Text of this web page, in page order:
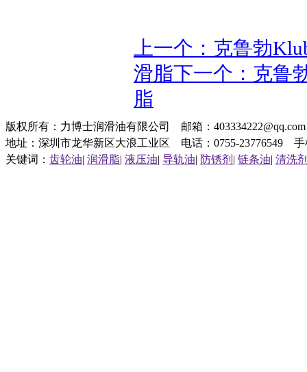
上一个：克鲁勃
滑脂下一个：克鲁
脂
版权所有：力博士润滑油有限公司 邮箱：
地址：深圳市龙华新区大浪工业区 电话：0755-23776549 手
关键词： 齿轮油| 润滑脂| 液压油| 导轨油| 防锈剂 | 链条油| 清洗